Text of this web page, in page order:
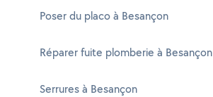
Poser du placo à Besançon
Réparer fuite plomberie à Besançon
Serrures à Besançon